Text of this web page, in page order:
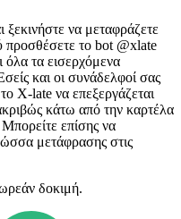
να μεταφράζετε
προσθέσετε το bot @xlate
όλα τα εισερχόμενα
και οι συνάδελφοί σας
X-late να επεξεργάζεται
κάτω από την καρτέλα
επίσης να
μετάφρασης στις
δοκιμή.